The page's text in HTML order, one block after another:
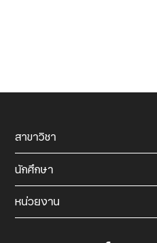
สาขาวิชา
นักศึกษา
หน่วยงาน